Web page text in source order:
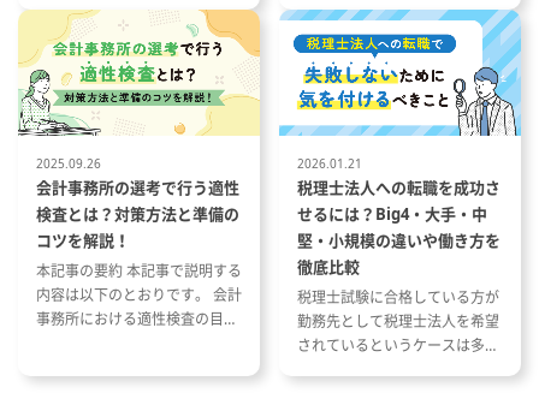
来的には、税務申告書作成や
調査対応など税務よりの業務
験頂くことも可能です。
事内容は、会社の指定する業
変更することがあります。
■デュー・デリジェンス
企業買収に際して行われる
企業の企業価値評価
※監査業界でのご経験をお
方はスペシャリストとして
法定監査・その他監査関連
担当していただきます。中
法人にして、ディスカウン
大手の顧客を担当すること
企業の監査を経験できる点
の魅力です。
※監査経験のが無い方もし
い方については監査アシス
として、会計士・インチャ
繁忙期について 会計事務所で働
く際に役立つ資格や経験につい
て
内容と資格が与える影響 資格や
スキルを活かした税理士事務所
への転職成功事例
2025.09.26
会計事務所の選考で行う適性
検査とは？対策方法と準備の
コツを解説！
本記事の要約 本記事で説明する
内容は以下のとおりです。 会計
事務所における適性検査の目的
2026.01.21
税理士法人への転職を成功さ
せるには？Big4・大手・中
堅・小規模の違いや働き方を
徹底比較
税理士試験に合格している方が
勤務先として税理士法人を希望
されているというケースは多い